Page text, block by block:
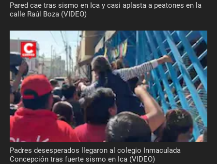
Pared cae tras sismo en Ica y casi aplasta a peatones en la
calle Raúl Boza (VIDEO)
Padres desesperados llegaron al colegio Inmaculada
Concepción tras fuerte sismo en Ica (VIDEO)